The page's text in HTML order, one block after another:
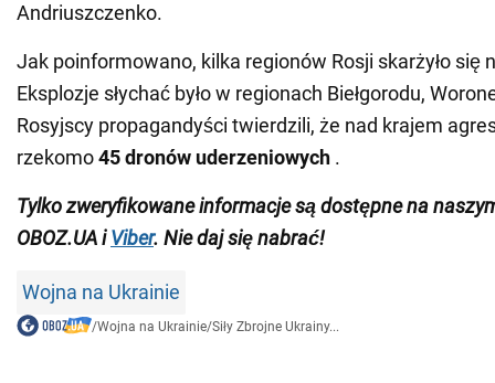
Andriuszczenko.
Jak poinformowano, kilka regionów Rosji skarżyło się
Eksplozje słychać było w regionach Biełgorodu,
Rosyjscy propagandyści twierdzili, że nad krajem
rzekomo45 dronów uderzeniowych .
Tylko zweryfikowane informacje są dostępne na
OBOZ.UA i Viber. Nie daj się nabrać!
Wojna na Ukrainie
/Wojna na Ukrainie/Siły Zbrojne Ukrainy...